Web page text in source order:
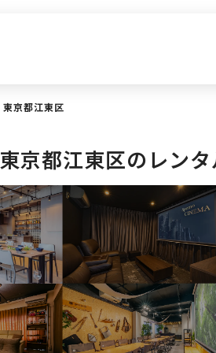
東京都江東区
東京都江東区のレン